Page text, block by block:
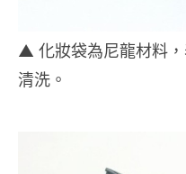
▲ 化妝袋為尼龍材料
清洗。